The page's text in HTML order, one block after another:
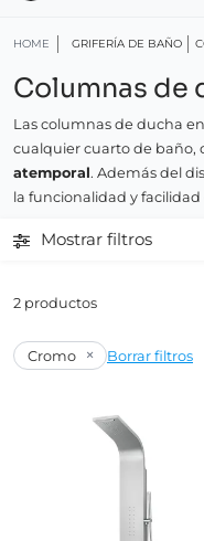
HOME GRIFERÍA DE BAÑO
Columnas de
Las columnas de ducha
cualquier cuarto de baño,
atemporal. Además del
la funcionalidad y
Mostrar filtros
2 productos
Cromo × Borrar filtros